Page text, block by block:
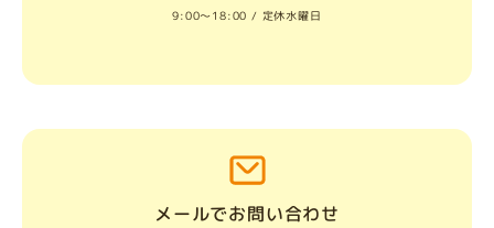
9:00〜18:00 / 定休水曜日
メールでお問い合わせ